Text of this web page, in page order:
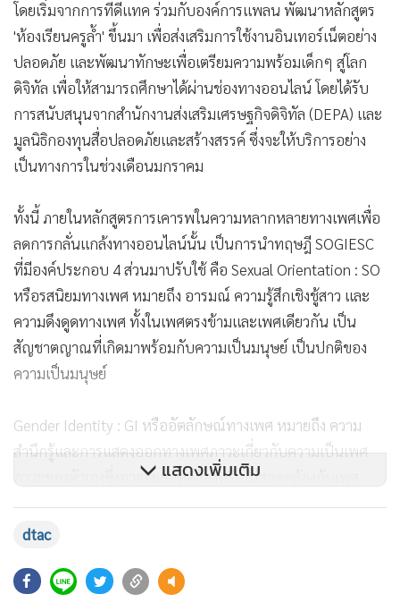
โดยเริ่มจากการที่ดีแทค ร่วมกับองค์การแพลน พัฒนาหลักสูตร
'ห้องเรียนครูล้ำ' ขึ้นมา เพื่อส่งเสริมการใช้งานอินเทอร์เน็ตอย่าง
ปลอดภัย และพัฒนาทักษะเพื่อเตรียมความพร้อมเด็กๆ สู่โลก
ดิจิทัล เพื่อให้สามารถศึกษาได้ผ่านช่องทางออนไลน์ โดยได้รับ
การสนับสนุนจากสำนักงานส่งเสริมเศรษฐกิจดิจิทัล (DEPA) และ
มูลนิธิกองทุนสื่อปลอดภัยและสร้างสรรค์ ซึ่งจะให้บริการอย่าง
เป็นทางการในช่วงเดือนมกราคม
ทั้งนี้ ภายในหลักสูตรการเคารพในความหลากหลายทางเพศเพื่อ
ลดการกลั่นแกล้งทางออนไลน์นั้น เป็นการนำทฤษฎี SOGIESC
ที่มีองค์ประกอบ 4 ส่วนมาปรับใช้ คือ Sexual Orientation : SO
หรือรสนิยมทางเพศ หมายถึง อารมณ์ ความรู้สึกเชิงชู้สาว และ
ความดึงดูดทางเพศ ทั้งในเพศตรงข้ามและเพศเดียวกัน เป็น
สัญชาตญาณที่เกิดมาพร้อมกับความเป็นมนุษย์ เป็นปกติของ
ความเป็นมนุษย์
Gender Identity : GI หรืออัตลักษณ์ทางเพศ หมายถึง ความ
สำนึกรู้และการแสดงออกทางเพศภาวะเกี่ยวกับความเป็นเพศ
ภาวะของตัวเองซึ่งอาจจะสอดคล้องหรือไม่สอดคล้องกับเพศ
กำเนิด
อาจมาจากการสั่งสอนของครอบครัว เช่น ผู้ชายต้องแต่งกายสี
แสดงเพิ่มเติม
dtac